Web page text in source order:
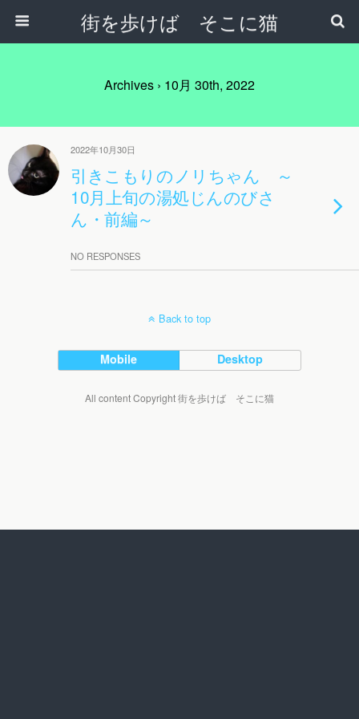
街を歩けば そこに猫
Archives › 10月 30th, 2022
2022年10月30日
引きこもりのノリちゃん ～
10月上旬の湯処じんのびさ
ん・前編～
NO RESPONSES
Back to top
Mobile Desktop
All content Copyright 街を歩けば そこに猫